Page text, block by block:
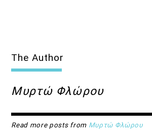
The Author
Μυρτώ Φλώρου
Read more posts from Μυρτώ Φλώρου